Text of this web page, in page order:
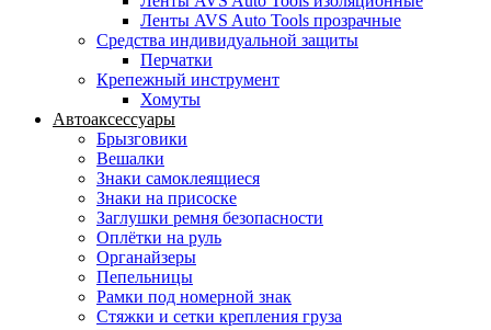
Ленты AVS Auto Tools прозрачные
Средства индивидуальной защиты
Перчатки
Крепежный инструмент
Хомуты
Автоаксессуары
Брызговики
Вешалки
Знаки самоклеящиеся
Знаки на присоске
Заглушки ремня безопасности
Оплётки на руль
Органайзеры
Пепельницы
Рамки под номерной знак
Стяжки и сетки крепления груза